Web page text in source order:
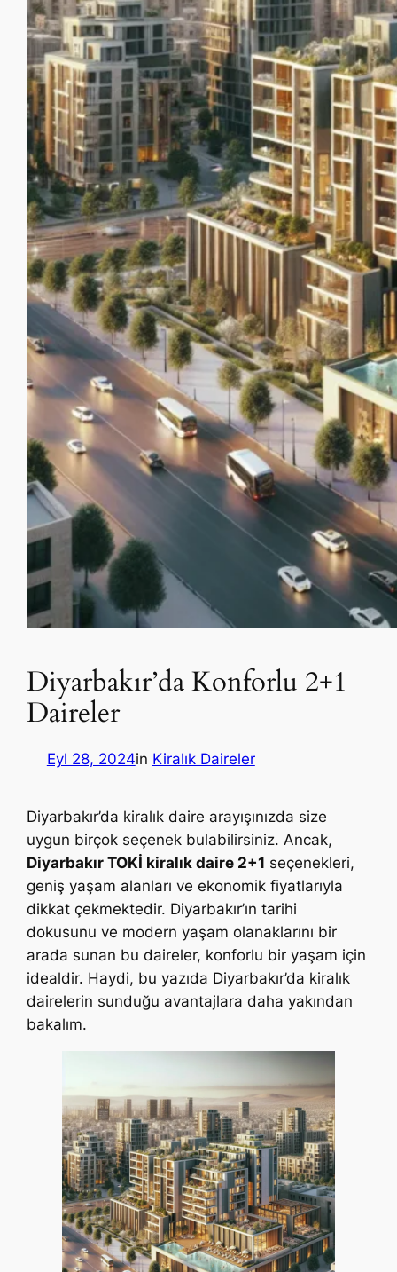
Diyarbakır’da Konforlu 2+1
Daireler
Eyl 28, 2024in Kiralık Daireler
Diyarbakır’da kiralık daire arayışınızda size
uygun birçok seçenek bulabilirsiniz. Ancak,
Diyarbakır TOKİ kiralık daire 2+1 seçenekleri,
geniş yaşam alanları ve ekonomik fiyatlarıyla
dikkat çekmektedir. Diyarbakır’ın tarihi
dokusunu ve modern yaşam olanaklarını bir
arada sunan bu daireler, konforlu bir yaşam için
idealdir. Haydi, bu yazıda Diyarbakır’da kiralık
dairelerin sunduğu avantajlara daha yakından
bakalım.